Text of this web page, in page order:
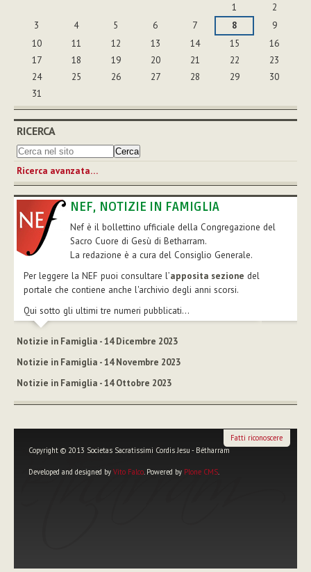
1
2
3
4 5 6 7 8
9
10
11 12 13 14 15
16
17
18 19 20 21 22
23
24
25 26 27 28 29
30
31
RICERCA
Ricerca avanzata…
NEF, NOTIZIE IN FAMIGLIA
Nef è il bollettino ufficiale della Congregazione del
Sacro Cuore di Gesù di Betharram.
La redazione è a cura del Consiglio Generale.
Per leggere la NEF puoi consultare l’apposita sezione del
portale che contiene anche l'archivio degli anni scorsi.
Qui sotto gli ultimi tre numeri pubblicati...
Notizie in Famiglia - 14 Dicembre 2023
Notizie in Famiglia - 14 Novembre 2023
Notizie in Famiglia - 14 Ottobre 2023
Copyright © 2013 Societas Sacratissimi Cordis Jesu - Bétharram
Developed and designed by Vito Falco. Powered by Plone CMS.
Fatti riconoscere